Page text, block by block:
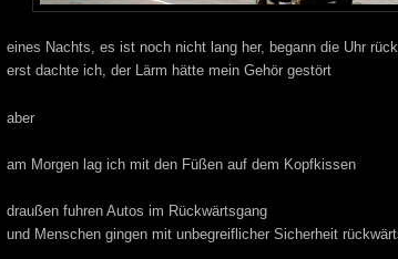
eines Nachts, es ist noch nicht lang her, begann die Uhr
erst dachte ich, der Lärm hätte mein Gehör gestört
aber
am Morgen lag ich mit den Füßen auf dem Kopfkissen
draußen fuhren Autos im Rückwärtsgang
und Menschen gingen mit unbegreiflicher Sicherheit